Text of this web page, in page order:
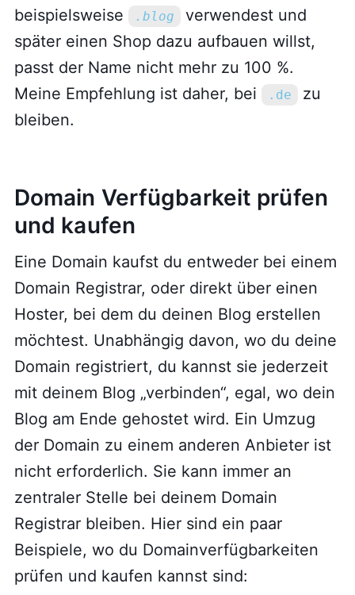
beispielsweise
.blog
verwendest und
später einen Shop dazu aufbauen willst,
passt der Name nicht mehr zu 100 %.
Meine Empfehlung ist daher, bei
.de
zu
bleiben.
Domain Verfügbarkeit prüfen
und kaufen
Eine Domain kaufst du entweder bei einem
Domain Registrar, oder direkt über einen
Hoster, bei dem du deinen Blog erstellen
möchtest. Unabhängig davon, wo du deine
Domain registriert, du kannst sie jederzeit
mit deinem Blog „verbinden“, egal, wo dein
Blog am Ende gehostet wird. Ein Umzug
der Domain zu einem anderen Anbieter ist
nicht erforderlich. Sie kann immer an
zentraler Stelle bei deinem Domain
Registrar bleiben. Hier sind ein paar
Beispiele, wo du Domainverfügbarkeiten
prüfen und kaufen kannst sind: